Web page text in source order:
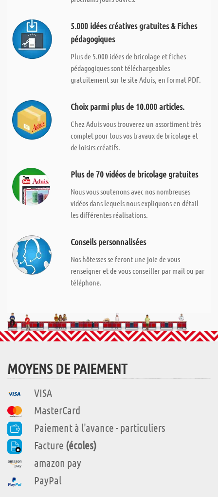
5.000 idées créatives gratuites & Fiches
pédagogiques
Plus de 5.000 idées de bricolage et fiches
pédagogiques sont téléchargeables
gratuitement sur le site Aduis, en format PDF.
Choix parmi plus de 10.000 articles.
Chez Aduis vous trouverez un assortiment très
complet pour tous vos travaux de bricolage et
de loisirs créatifs.
Plus de 70 vidéos de bricolage gratuites
Nous vous soutenons avec nos nombreuses
vidéos dans lequels nous expliquons en détail
les différentes réalisations.
Conseils personnalisées
Nos hôtesses se feront une joie de vous
renseigner et de vous conseiller par mail ou par
téléphone.
MOYENS DE PAIEMENT
VISA
MasterCard
Paiement à l'avance - particuliers
Facture (écoles)
amazon pay
PayPal